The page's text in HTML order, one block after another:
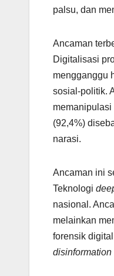
palsu, dan
Ancaman
Digitalisasi
mengganggu
sosial-politik.
(92,4%)
narasi.
Ancaman ini
Teknologi
nasional.
melainkan
forensik
disinformation